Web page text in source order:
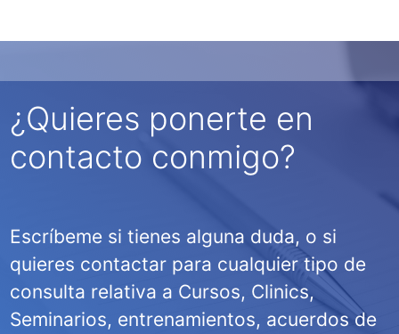
¿Quieres ponerte en
contacto conmigo?
Escríbeme si tienes alguna duda, o si
quieres contactar para cualquier tipo de
consulta relativa a Cursos, Clinics,
Seminarios, entrenamientos, acuerdos de